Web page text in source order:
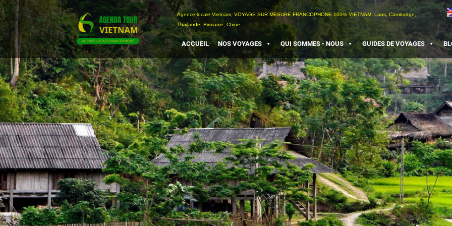
Passer
au
contenu
Agence locale Vietnam, VOYAGE SUR MESURE FRANCOPHONE 100% VIETNAM, Laos, Cambodge,
Thailande, Birmanie, Chine
ACCUEIL NOS VOYAGES QUI SOMMES - NOUS GUIDES DE VOYAGES